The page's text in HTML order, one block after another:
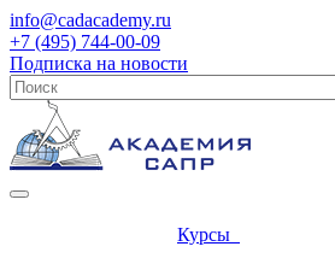
info@cadacademy.ru
+7 (495) 744-00-09
Подписка на новости
Курсы